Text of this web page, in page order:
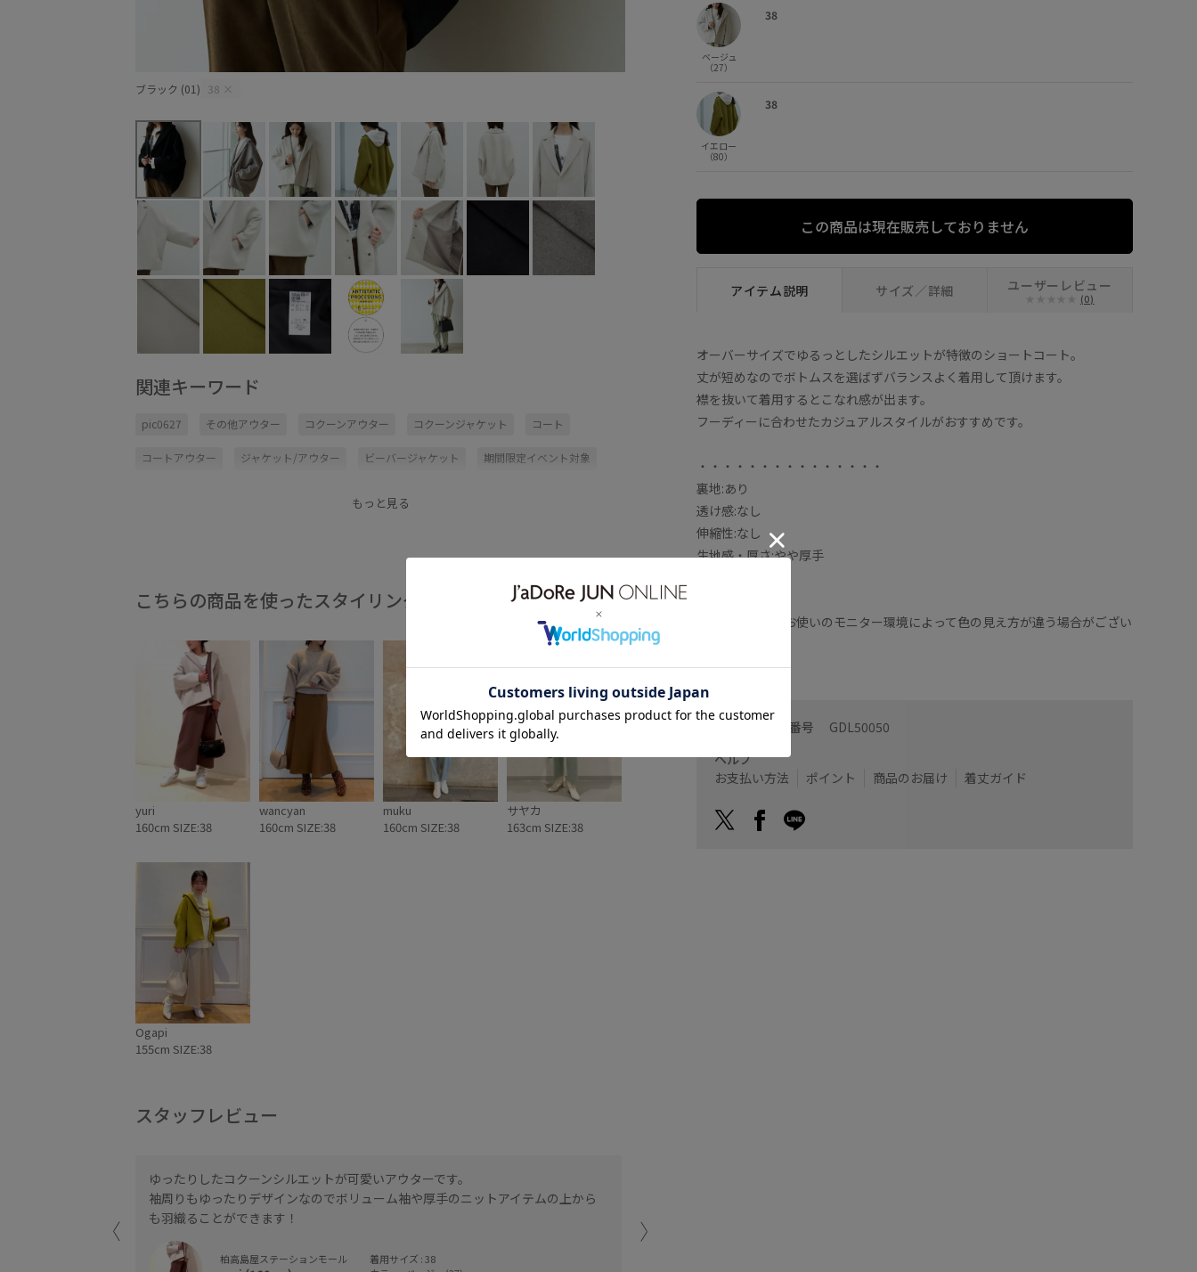
ブラック (01) 38 × ライトグレー (08)
関連キーワード
pic0627 その他アウター コクーンアウター コクーンジャケット コート
コートアウター ジャケット/アウター ビーバージャケット 期間限定イベント対象
もっと見る
こちらの商品を使ったスタイリング 全てみる
yuri
160cm SIZE:38
wancyan
160cm SIZE:38
muku
160cm SIZE:38
サヤカ
163cm SIZE:38
Ogapi
155cm SIZE:38
スタッフレビュー
ゆったりしたコクーンシルエットが可愛いアウターです。
袖周りもゆったりデザインなのでボリューム袖や厚手のニットアイテムの上から
も羽織ることができます！
柏高島屋ステーションモール
着用サイズ : 38
ベージュ
（27）
38
イエロー
（80）
38
この商品は現在販売しておりません
アイテム説明 サイズ／詳細 ユーザーレビュー
(0)
オーバーサイズでゆるっとしたシルエットが特徴のショートコート。
丈が短めなのでボトムスを選ばずバランスよく着用して頂けます。
襟を抜いて着用するとこなれ感が出ます。
フーディーに合わせたカジュアルスタイルがおすすめです。
・・・・・・・・・・・・・・・
裏地:あり
透け感:なし
伸縮性:なし
生地感・厚さ:やや厚手
※撮影時の光、お使いのモニター環境によって色の見え方が違う場合がござい
お問い合わせ番号 GDL50050
ヘルプ
お支払い方法
ポイント 商品のお届け 着丈ガイド